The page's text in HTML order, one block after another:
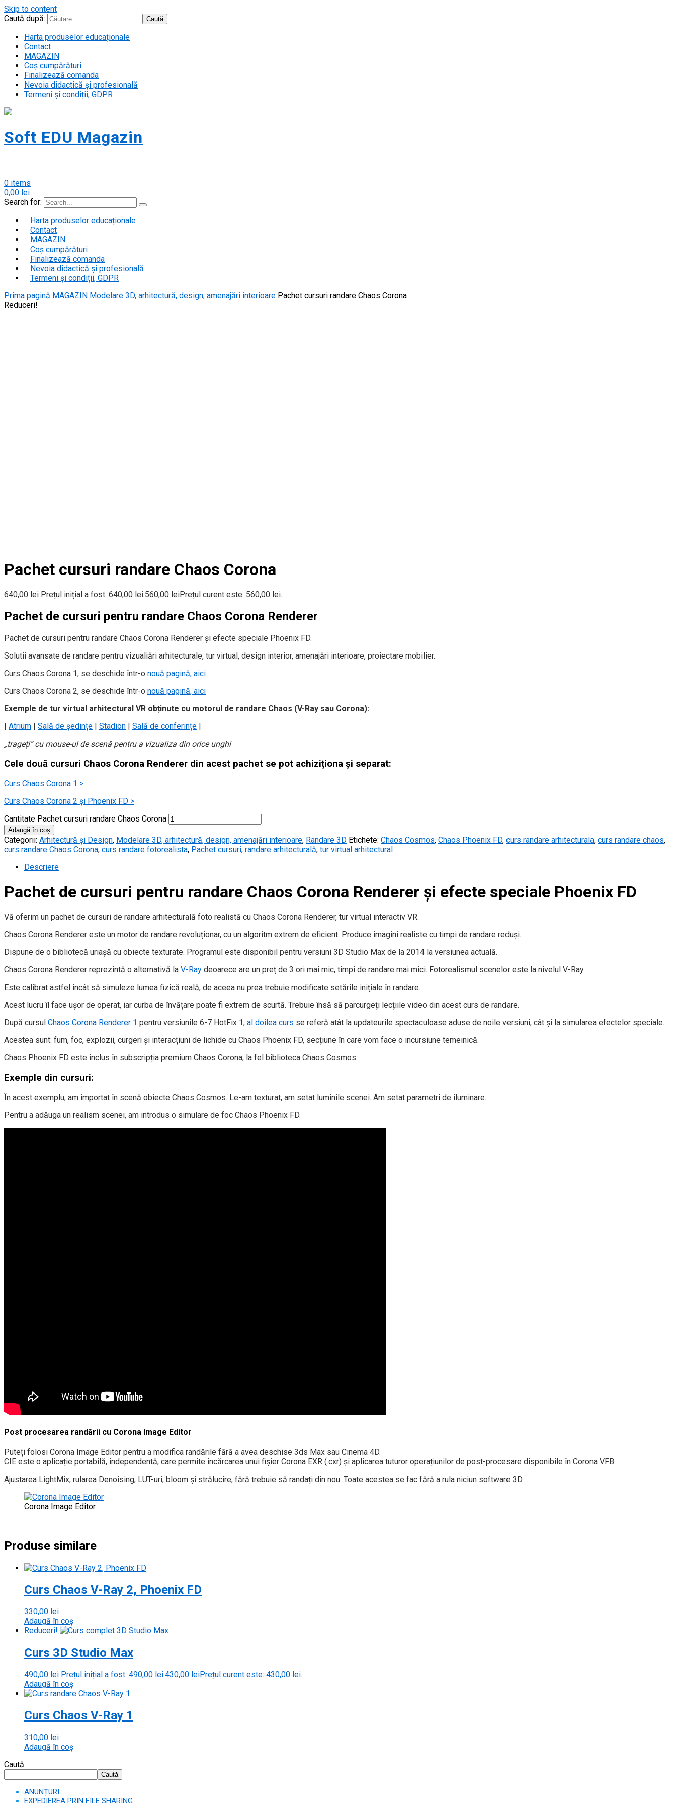
Skip to content
Caută după:
Harta produselor educaționale
Contact
MAGAZIN
Coș cumpărături
Finalizează comanda
Nevoia didactică și profesională
Termeni și condiții, GDPR
Soft EDU Magazin
0 items
0,00 lei
Search for:
Harta produselor educaționale
Contact
MAGAZIN
Coș cumpărături
Finalizează comanda
Nevoia didactică și profesională
Termeni și condiții, GDPR
Prima pagină MAGAZIN Modelare 3D, arhitectură, design, amenajări interioare Pachet cursuri randare Chaos Corona
Reduceri!
Pachet cursuri randare Chaos Corona
640,00lei Prețul inițial a fost: 640,00 lei.560,00 leiPrețul curent este: 560,00 lei.
Pachet de cursuri pentru randare Chaos Corona Renderer
Pachet de cursuri pentru randare Chaos Corona Renderer și efecte speciale Phoenix FD.
Solutii avansate de randare pentru vizualiări arhitecturale, tur virtual, design interior, amenajări interioare, proiectare mobilier.
Curs Chaos Corona 1, se deschide într-o nouă pagină, aici
Curs Chaos Corona 2, se deschide într-o nouă pagină, aici
Exemple de tur virtual arhitectural VR obținute cu motorul de randare Chaos (V-Ray sau Corona):
Atrium Sală de ședințe Stadion Sală de conferințe
„trageți” cu mouse-ul de scenă pentru a vizualiza din orice unghi
Cele două cursuri Chaos Corona Renderer din acest pachet se pot achiziționa și separat:
Curs Chaos Corona 1 >
Curs Chaos Corona 2 și Phoenix FD >
Cantitate Pachet cursuri randare Chaos Corona
Adaugă în coș
Categorii: Arhitectură și Design, Modelare 3D, arhitectură, design, amenajări interioare, Randare 3D Etichete: Chaos Cosmos, Chaos Phoenix FD, curs randare arhitecturala, curs randare chaos,
curs randare Chaos Corona, curs randare fotorealista, Pachet cursuri, randare arhitecturală, tur virtual arhitectural
Descriere
Pachet de cursuri pentru randare Chaos Corona Renderer și efecte speciale Phoenix FD
Vă oferim un pachet de cursuri de randare arhitecturală foto realistă cu Chaos Corona Renderer, tur virtual interactiv VR.
Chaos Corona Renderer este un motor de randare revoluționar, cu un algoritm extrem de eficient. Produce imagini realiste cu timpi de randare reduși.
Dispune de o bibliotecă uriașă cu obiecte texturate. Programul este disponibil pentru versiuni 3D Studio Max de la 2014 la versiunea actuală.
Chaos Corona Renderer reprezintă o alternativă la V-Ray deoarece are un preț de 3 ori mai mic, timpi de randare mai mici. Fotorealismul scenelor este la nivelul V-Ray.
Este calibrat astfel încât să simuleze lumea fizică reală, de aceea nu prea trebuie modificate setările inițiale în randare.
Acest lucru îl face ușor de operat, iar curba de învățare poate fi extrem de scurtă. Trebuie însă să parcurgeți lecțiile video din acest curs de randare.
După cursul Chaos Corona Renderer 1 pentru versiunile 6-7 HotFix 1, al doilea curs se referă atât la updateurile spectaculoase aduse de noile versiuni, cât și la simularea efectelor speciale.
Acestea sunt: fum, foc, explozii, curgeri și interacțiuni de lichide cu Chaos Phoenix FD, secțiune în care vom face o incursiune temeinică.
Chaos Phoenix FD este inclus în subscripția premium Chaos Corona, la fel biblioteca Chaos Cosmos.
Exemple din cursuri:
În acest exemplu, am importat în scenă obiecte Chaos Cosmos. Le-am texturat, am setat luminile scenei. Am setat parametri de iluminare.
Pentru a adăuga un realism scenei, am introdus o simulare de foc Chaos Phoenix FD.
Post procesarea randării cu Corona Image Editor
Puteți folosi Corona Image Editor pentru a modifica randările fără a avea deschise 3ds Max sau Cinema 4D.
CIE este o aplicație portabilă, independentă, care permite încărcarea unui fișier Corona EXR (.cxr) și aplicarea tuturor operațiunilor de post-procesare disponibile în Corona VFB.
Ajustarea LightMix, rularea Denoising, LUT-uri, bloom și strălucire, fără trebuie să randați din nou. Toate acestea se fac fără a rula niciun software 3D.
Corona Image Editor
Produse similare
Curs Chaos V-Ray 2, Phoenix FD
330,00 lei
Adaugă în coș
Reduceri!
Curs 3D Studio Max
490,00lei Prețul inițial a fost: 490,00 lei.430,00 leiPrețul curent este: 430,00 lei.
Adaugă în coș
Curs Chaos V-Ray 1
310,00 lei
Adaugă în coș
Caută
Caută
ANUNȚURI
EXPEDIEREA PRIN FILE SHARING